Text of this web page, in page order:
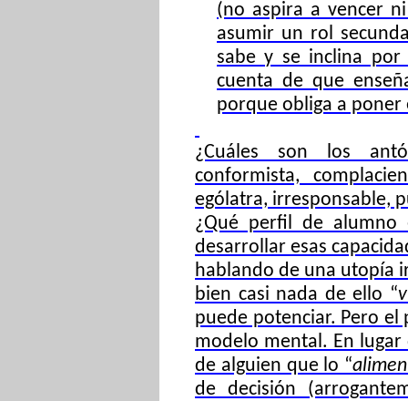
(no aspira a vencer
asumir un rol
sabe y se inclina
cuenta de que
porque obliga a poner
¿Cuáles son los
conformista,
ególatra, irresponsable,
¿Qué perfil de alumno
desarrollar esas
hablando de una utopía
bien casi nada de ello “
puede potenciar. Pero
modelo mental. En
de alguien que lo “
de decisión